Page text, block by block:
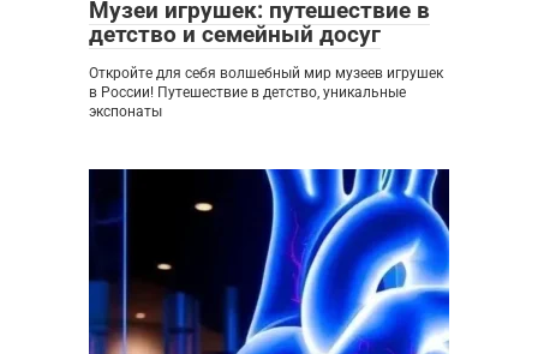
Музеи игрушек: путешествие в
детство и семейный досуг
Откройте для себя волшебный мир музеев игрушек
в России! Путешествие в детство, уникальные
экспонаты